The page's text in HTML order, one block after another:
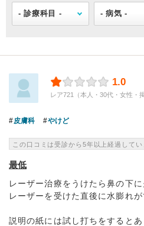
1.0
レア721（本人・30代・女性・
皮膚科 やけど
この口コミは受診から5年以上経過してい
最低
レーザー治療をうけたら鼻の下
レーザーを受けた直後に水膨れが
説明の紙には試し打ちをすると